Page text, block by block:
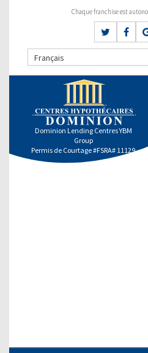
Chaque franchise est
Français
Dominion Lending Centres YBM
Group
Permis de Courtage #FSRA# 11129